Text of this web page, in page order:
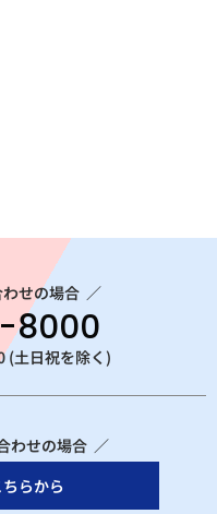
せの場合 ／
8000
(土日祝を除く)
わせの場合 ／
らから